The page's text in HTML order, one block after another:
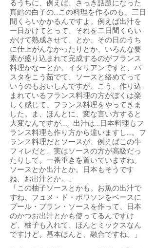
るうちに、例えば、さっき話題になった
真鱈の白子の…この料理を作るのも、三日
間くらいかかるんですよ。例えば出汁を
一日かけてとって、それを二日間くらい
かけて熟成させて、とか、その日のうち
に仕上がんなかったりとか、いろんな要
素が盛り込まれて完成するのがフランス
料理かなーとか。イタリアンですと、パ
スタをこう茹でて、ソースと絡めてって
いうのもおいしんですが、こう、作り込
まれているフランス料理の方がぼくは楽
しく感じて、フランス料理をやってきま
した。ま、ほんとに、変な言い方すると
大変なんですが…。出汁は…日本料理もフ
ランス料理も作り方から違いますし…。フ
ランス料理だとソースが、例えばこの牛
フィレだと、実はソースの方が高級だっ
たりして。一番重きを置いていますね。
ソースとか出汁とか。日本もそうです
ね、お出汁とか。」
「この柚子ソースとかも。お魚の出汁で
すね、フュメ・ド・ポワソンをベースに
ブール・ブラン・ソースを作って、日本
のかつお出汁とかも使ってるんですけ
ど、柚子も入れて、ほんとミックスなん
ですけど。基本ほんと、融合ですね。」